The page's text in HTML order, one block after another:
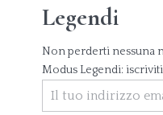
Legendi
Non perderti nessuna
Modus Legendi: